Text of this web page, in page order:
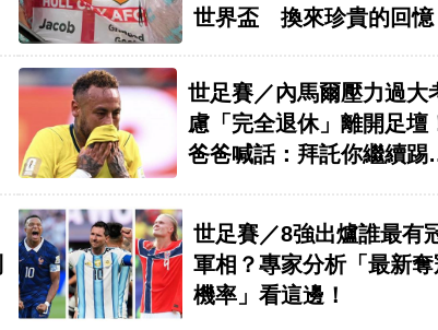
世界盃 換來珍貴的回憶
世足賽／內馬爾壓力過大
慮「完全退休」離開足壇
爸爸喊話：拜託你繼續踢
世足賽／8強出爐誰最有
軍相？專家分析「最新奪
機率」看這邊！